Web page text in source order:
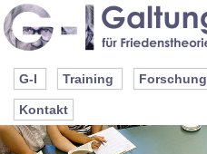
G-I Training Forschung
Kontakt